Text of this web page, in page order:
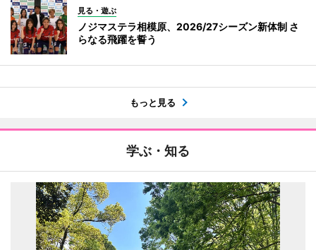
見る・遊ぶ
ノジマステラ相模原、2026/27シーズン新体制 さ
らなる飛躍を誓う
もっと見る
学ぶ・知る